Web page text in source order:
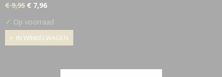
€ 9,95 € 7,96
✓ Op voorraad
IN WINKELWAGEN